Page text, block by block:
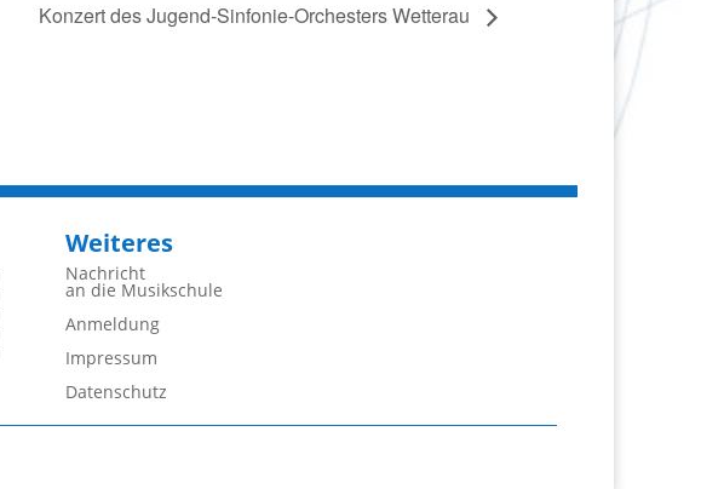
Konzert des Jugend-Sinfonie-Orchesters Wetterau
Weiteres
Nachricht
an die Musikschule
Anmeldung
Impressum
Datenschutz